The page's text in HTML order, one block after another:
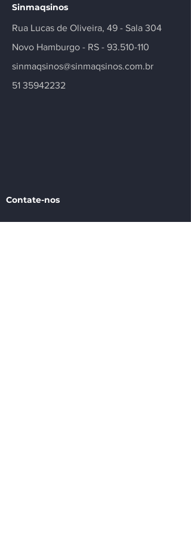
Sinmaqsinos
Rua Lucas de Oliveira, 49 - Sala 304
Novo Hamburgo - RS - 93.510-110
sinmaqsinos@sinmaqsinos.com.br
51 35942232
Contate-nos